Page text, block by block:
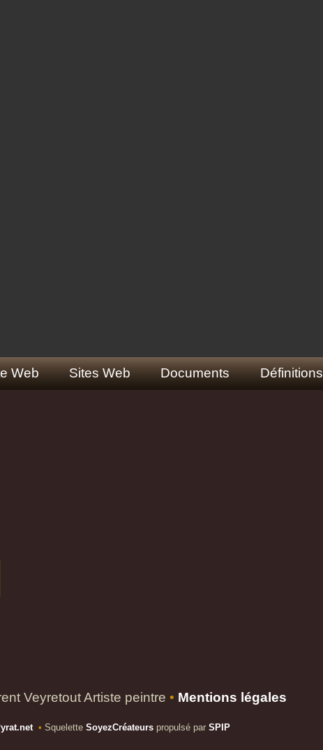
Web Sites Web Documents Définitions
Veyretout Artiste peintre • Mentions légales
• Squelette SoyezCréateurs propulsé par SPIP